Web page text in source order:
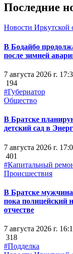
Последние
Новости Иркутской
В Бодайбо
после зимней
7 августа 2026 г.
194
#Губернатор
Общество
В Братске
детский сад в
7 августа 2026 г.
401
#Капитальный
Происшествия
В Братске
пока полицейский
отчестве
7 августа 2026 г.
318
#Подделка